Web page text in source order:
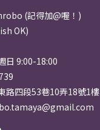
(記得加@喔！)
OK)
日 9:00-18:00
路四段53巷10弄18號1樓